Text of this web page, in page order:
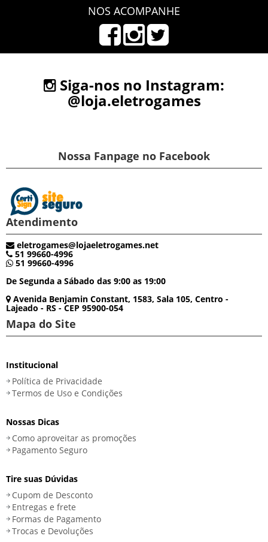
NOS ACOMPANHE
Siga-nos no Instagram:
@loja.eletrogames
Nossa Fanpage no Facebook
Atendimento
eletrogames@lojaeletrogames.net
51 99660-4996
51 99660-4996
De Segunda a Sábado das 9:00 as 19:00
Avenida Benjamin Constant, 1583, Sala 105, Centro -
Lajeado - RS - CEP 95900-054
Mapa do Site
Institucional
Política de Privacidade
Termos de Uso e Condições
Nossas Dicas
Como aproveitar as promoções
Pagamento Seguro
Tire suas Dúvidas
Cupom de Desconto
Entregas e frete
Formas de Pagamento
Trocas e Devoluções